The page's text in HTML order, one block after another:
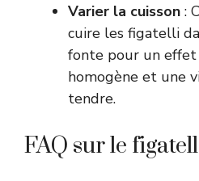
Varier la cuisson :
cuire les figatelli
fonte pour un effet
homogène et une
tendre.
FAQ sur le